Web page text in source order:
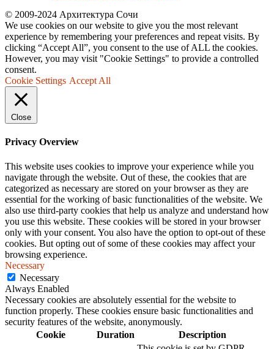
© 2009-2024 Архитектура Сочи
We use cookies on our website to give you the most relevant
experience by remembering your preferences and repeat visits. By
clicking “Accept All”, you consent to the use of ALL the cookies.
However, you may visit "Cookie Settings" to provide a controlled
consent.
Cookie Settings Accept All
Close
Privacy Overview
This website uses cookies to improve your experience while you
navigate through the website. Out of these, the cookies that are
categorized as necessary are stored on your browser as they are
essential for the working of basic functionalities of the website. We
also use third-party cookies that help us analyze and understand how
you use this website. These cookies will be stored in your browser
only with your consent. You also have the option to opt-out of these
cookies. But opting out of some of these cookies may affect your
browsing experience.
Necessary
Necessary
Always Enabled
Necessary cookies are absolutely essential for the website to
function properly. These cookies ensure basic functionalities and
security features of the website, anonymously.
Cookie
Duration
Description